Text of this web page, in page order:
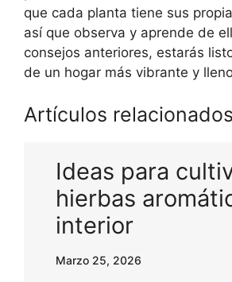
que cada planta tiene sus
así que observa y aprende de
consejos anteriores, estarás
de un hogar más vibrante y
Artículos
Ideas para
hierbas
interior
Marzo 25, 2026